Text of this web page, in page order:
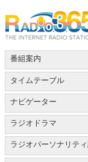
番組案内
タイムテーブル
ナビゲーター
ラジオドラマ
ラジオパーソナリテ